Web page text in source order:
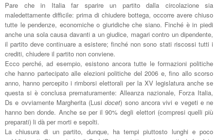
Pare che in Italia far sparire un partito dalla circolazione sia
maledettamente difficile: prima di chiudere bottega, occorre avere chiuso
tutte le pendenze, economiche o giuridiche che siano. Finché è in piedi
anche una sola causa davanti a un giudice, magari contro un dipendente,
il partito deve continuare a esistere; finché non sono stati riscossi tutti i
crediti, chiudere il partito non conviene.
Ecco perché, ad esempio, esistono ancora tutte le formazioni politiche
che hanno partecipato alle elezioni politiche del 2006 e, fino allo scorso
anno, hanno percepito i rimborsi elettorali per la XV legislatura anche se
questa si è conclusa prematuramente: Alleanza nazionale, Forza Italia,
Ds e ovviamente Margherita (Lusidocet) sono ancora vivi e vegeti e ne
hanno ben donde. Anche se per il 90% degli elettori (compresi quelli più
preparati) li dà per morti e sepolti.
La chiusura di un partito, dunque, ha tempi piuttosto lunghi e poco